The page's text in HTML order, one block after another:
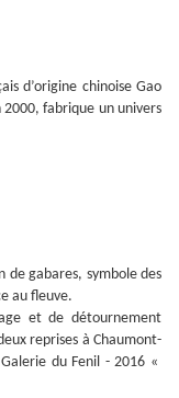
d’origine chinoise Gao
fabrique un univers
de gabares, symbole des
au fleuve.
et de détournement
reprises à Chaumont-
du Fenil - 2016 «